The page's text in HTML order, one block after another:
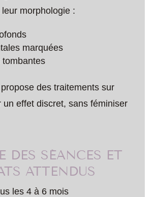
leur morphologie :
marquées
tombantes
des traitements sur
un effet discret, sans féminiser
DES SÉANCES ET
ATTENDUS
les 4 à 6 mois